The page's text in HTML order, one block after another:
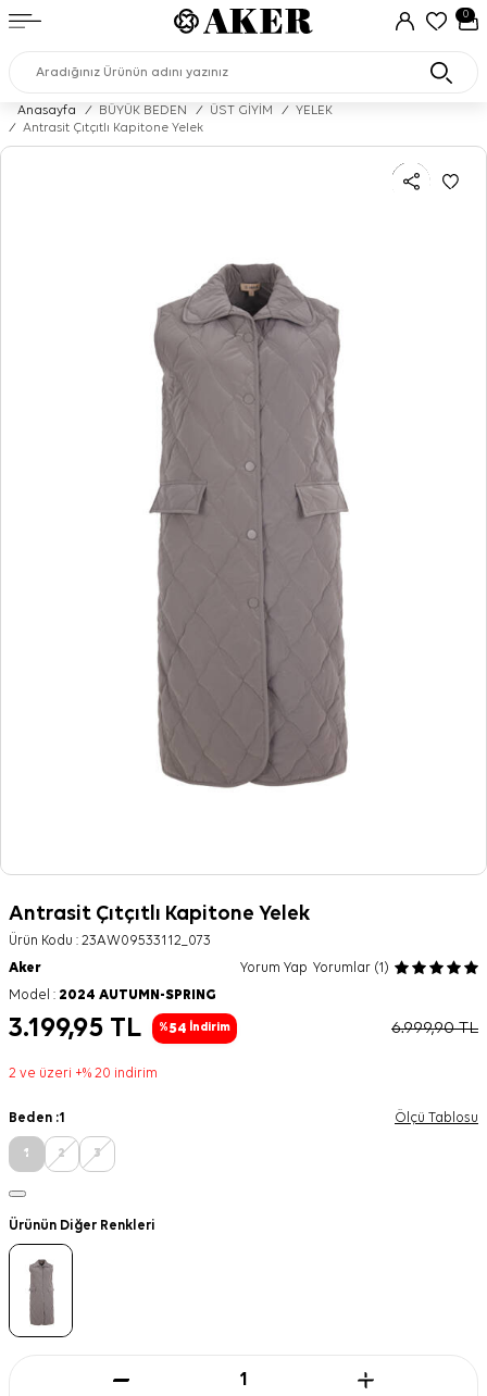
0
Anasayfa / BÜYÜK BEDEN / ÜST GİYİM /
YELEK
/
Antrasit Çıtçıtlı Kapitone Yelek
Antrasit Çıtçıtlı Kapitone Yelek
Ürün Kodu : 23AW09533112_073
Aker
Yorum Yap Yorumlar (1)
Model : 2024 AUTUMN-SPRING
3.199,95 TL %54 İndirim 6.999,90TL
2 ve üzeri +% 20 indirim
Beden :1 Ölçü Tablosu
1 2 3
Ürünün Diğer Renkleri